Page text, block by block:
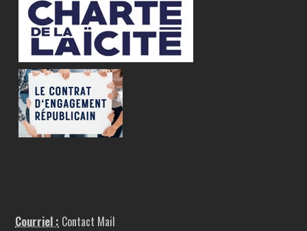
Courriel : Contact Mail